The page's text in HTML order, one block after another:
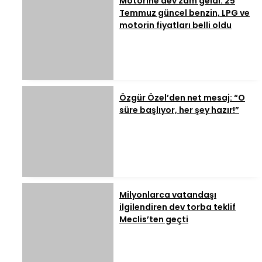
Temmuz güncel benzin, LPG ve
motorin fiyatları belli oldu
Özgür Özel’den net mesaj: “O
süre başlıyor, her şey hazır!”
Milyonlarca vatandaşı
ilgilendiren dev torba teklif
Meclis’ten geçti